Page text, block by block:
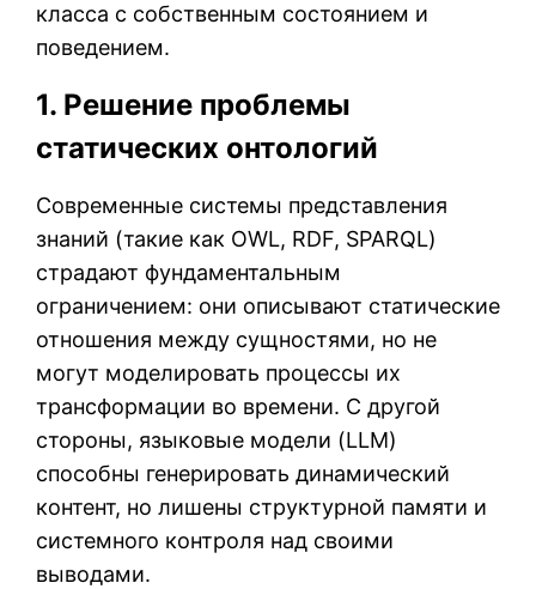
класса с собственным состоянием и
поведением.
1. Решение проблемы
статических онтологий
Современные системы представления
знаний (такие как OWL, RDF, SPARQL)
страдают фундаментальным
ограничением: они описывают статические
отношения между сущностями, но не
могут моделировать процессы их
трансформации во времени. С другой
стороны, языковые модели (LLM)
способны генерировать динамический
контент, но лишены структурной памяти и
системного контроля над своими
выводами.